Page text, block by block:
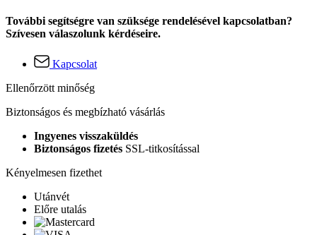
További segítségre van szüksége rendelésével kapcsolatban?
Szívesen válaszolunk kérdéseire.
Kapcsolat
Ellenőrzött minőség
Biztonságos és megbízható vásárlás
Ingyenes visszaküldés
Biztonságos fizetés SSL-titkosítással
Kényelmesen fizethet
Utánvét
Előre utalás